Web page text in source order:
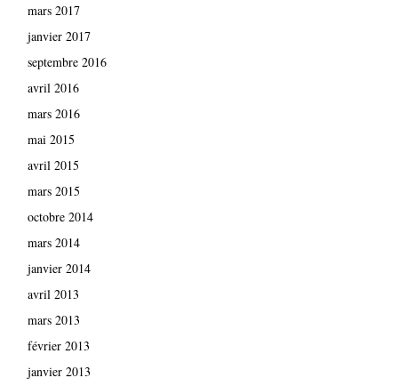
mars 2017
janvier 2017
septembre 2016
avril 2016
mars 2016
mai 2015
avril 2015
mars 2015
octobre 2014
mars 2014
janvier 2014
avril 2013
mars 2013
février 2013
janvier 2013